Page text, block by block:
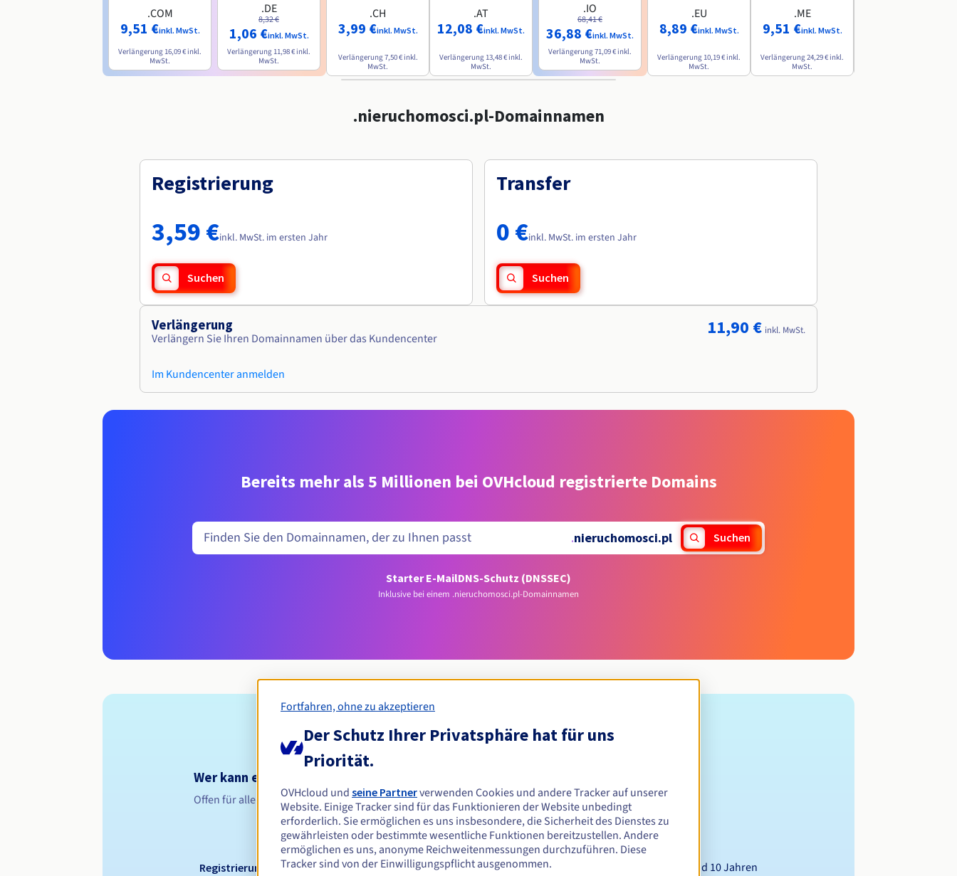
.COM
9,51 €inkl. MwSt.
Verlängerung 16,09 € inkl.
MwSt.
.DE
8,32 €
1,06 €inkl. MwSt.
Verlängerung 11,98 € inkl.
MwSt.
.CH
3,99 €inkl. MwSt.
Verlängerung 7,50 € inkl.
MwSt.
.AT
12,08 €inkl. MwSt.
Verlängerung 13,48 € inkl.
MwSt.
.IO
68,41 €
36,88 €inkl. MwSt.
Verlängerung 71,09 € inkl.
MwSt.
.EU
8,89 €inkl. MwSt.
Verlängerung 10,19 € inkl.
MwSt.
.ME
9,51 €inkl. MwSt.
Verlängerung 24,29 € inkl.
MwSt.
.nieruchomosci.pl-Domainnamen
Registrierung
3,59 €inkl. MwSt. im ersten Jahr
Suchen
Transfer
0 €inkl. MwSt. im ersten Jahr
Suchen
Verlängerung
Verlängern Sie Ihren Domainnamen über das Kundencenter
Im Kundencenter anmelden
11,90 € inkl. MwSt.
Bereits mehr als 5 Millionen bei OVHcloud registrierte Domains
.nieruchomosci.pl Suchen
Starter E-MailDNS-Schutz (DNSSEC)
Inklusive bei einem .nieruchomosci.pl-Domainnamen
Zulassungsbedingungen
Wer kann eine .nieruchomosci.pl-Domain registrieren?
Offen für alle natürlichen oder juristischen Personen ohne geografische Einschränkung.
Verwaltungsregeln und Benachrichtigungen
Registrierungszeitraum Zwischen 1 und 10 Jahren
Fortfahren, ohne zu akzeptieren
Der Schutz Ihrer Privatsphäre hat für uns
Priorität.
OVHcloud und seine Partnerverwenden Cookies und andere Tracker auf unserer
Website. Einige Tracker sind für das Funktionieren der Website unbedingt
erforderlich. Sie ermöglichen es uns insbesondere, die Sicherheit des Dienstes zu
gewährleisten oder bestimmte wesentliche Funktionen bereitzustellen. Andere
ermöglichen es uns, anonyme Reichweitenmessungen durchzuführen. Diese
Tracker sind von der Einwilligungspflicht ausgenommen.